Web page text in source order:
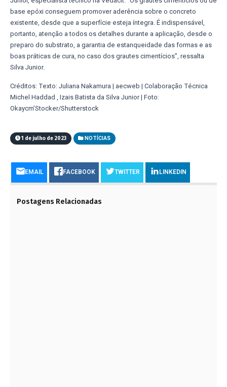
base epóxi conseguem promover aderência sobre o concreto
existente, desde que a superfície esteja íntegra. É indispensável,
portanto, atenção a todos os detalhes durante a aplicação, desde o
preparo do substrato, a garantia de estanqueidade das formas e as
boas práticas de cura, no caso dos grautes cimentícios”, ressalta
Silva Junior.
Créditos: Texto: Juliana Nakamura | aecweb | Colaboração Técnica
Michel Haddad , Izais Batista da Silva Junior | Foto:
Okaycm’Stocker/Shutterstock
1 de julho de 2023 NOTÍCIAS
EMAIL FACEBOOK TWITTER LINKEDIN
Postagens Relacionadas